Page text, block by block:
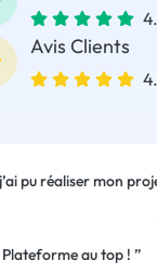
Avis Clients
pu réaliser mon
au top ! ”